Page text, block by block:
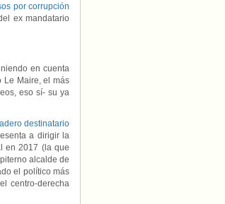
por corrupción
ex mandatario
en cuenta
Le Maire, el más
eso sí- su ya
destinatario
a dirigir la
en 2017 (la que
alcalde de
el político más
centro-derecha